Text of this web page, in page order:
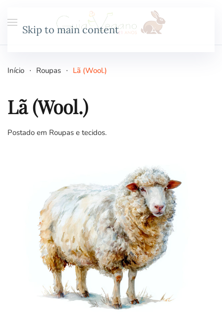
Skip to main content
Início Roupas Lã (Wool.)
Lã (Wool.)
Postado em Roupas e tecidos.